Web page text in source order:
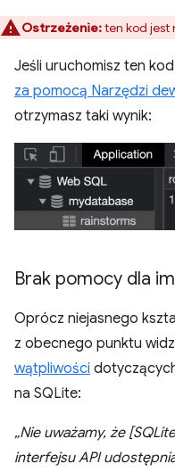
Ostrzeżenie:ten kod jest
Jeśli uruchomisz ten
za pomocą Narzędzi
otrzymasz taki wynik:
Brak pomocy dla
Oprócz niejasnego
z obecnego punktu
wątpliwości
na SQLite:
„Nie uważamy, że
interfejsu API